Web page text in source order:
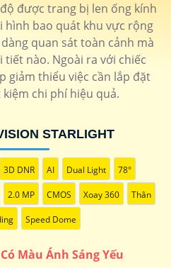
được trang bị len ống kính
hình bao quát khu vực rộng
quan sát toàn cảnh mà
nào. Ngoài ra với chiếc
giảm thiểu việc cần lắp đặt
chi phí hiệu quả.
STARLIGHT
3D DNR AI Dual Light 78°
2.0 MP CMOS Xoay 360 Thân
Speed Dome
Màu Ánh Sáng Yếu